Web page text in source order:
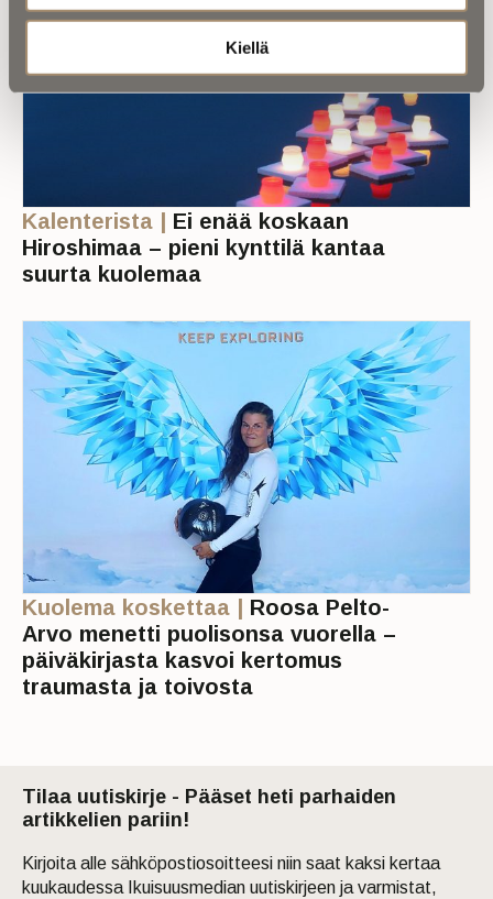
Kiellä
Kalenterista | Ei enää koskaan
Hiroshimaa – pieni kynttilä kantaa
suurta kuolemaa
Kuolema koskettaa | Roosa Pelto-
Arvo menetti puolisonsa vuorella –
päiväkirjasta kasvoi kertomus
traumasta ja toivosta
Tilaa uutiskirje - Pääset heti parhaiden
artikkelien pariin!
Kirjoita alle sähköpostiosoitteesi niin saat kaksi kertaa
kuukaudessa Ikuisuusmedian uutiskirjeen ja varmistat,